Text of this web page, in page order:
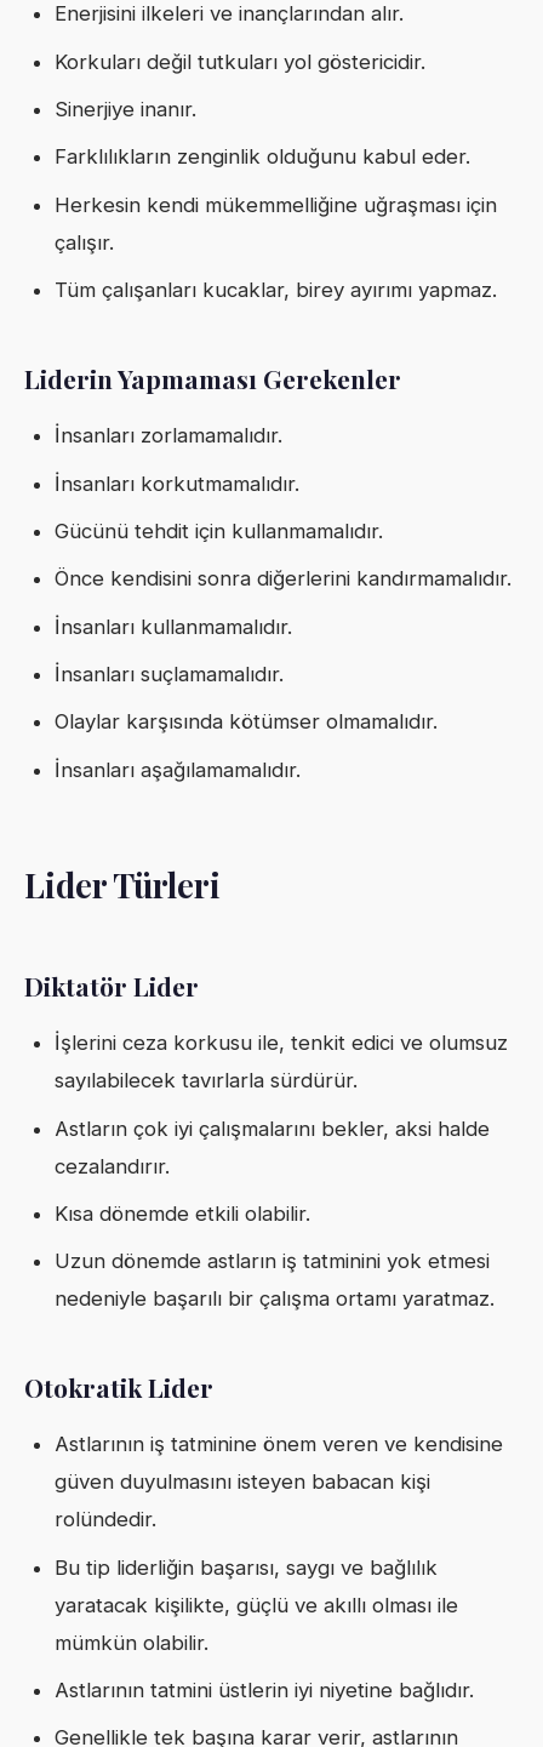
Enerjisini ilkeleri ve inançlarından alır.
Korkuları değil tutkuları yol göstericidir.
Sinerjiye inanır.
Farklılıkların zenginlik olduğunu kabul eder.
Herkesin kendi mükemmelliğine uğraşması için
çalışır.
Tüm çalışanları kucaklar, birey ayırımı yapmaz.
Liderin Yapmaması Gerekenler
İnsanları zorlamamalıdır.
İnsanları korkutmamalıdır.
Gücünü tehdit için kullanmamalıdır.
Önce kendisini sonra diğerlerini kandırmamalıdır.
İnsanları kullanmamalıdır.
İnsanları suçlamamalıdır.
Olaylar karşısında kötümser olmamalıdır.
İnsanları aşağılamamalıdır.
Lider Türleri
Diktatör Lider
İşlerini ceza korkusu ile, tenkit edici ve olumsuz
sayılabilecek tavırlarla sürdürür.
Astların çok iyi çalışmalarını bekler, aksi halde
cezalandırır.
Kısa dönemde etkili olabilir.
Uzun dönemde astların iş tatminini yok etmesi
nedeniyle başarılı bir çalışma ortamı yaratmaz.
Otokratik Lider
Astlarının iş tatminine önem veren ve kendisine
güven duyulmasını isteyen babacan kişi
rolündedir.
Bu tip liderliğin başarısı, saygı ve bağlılık
yaratacak kişilikte, güçlü ve akıllı olması ile
mümkün olabilir.
Astlarının tatmini üstlerin iyi niyetine bağlıdır.
Genellikle tek başına karar verir, astlarının